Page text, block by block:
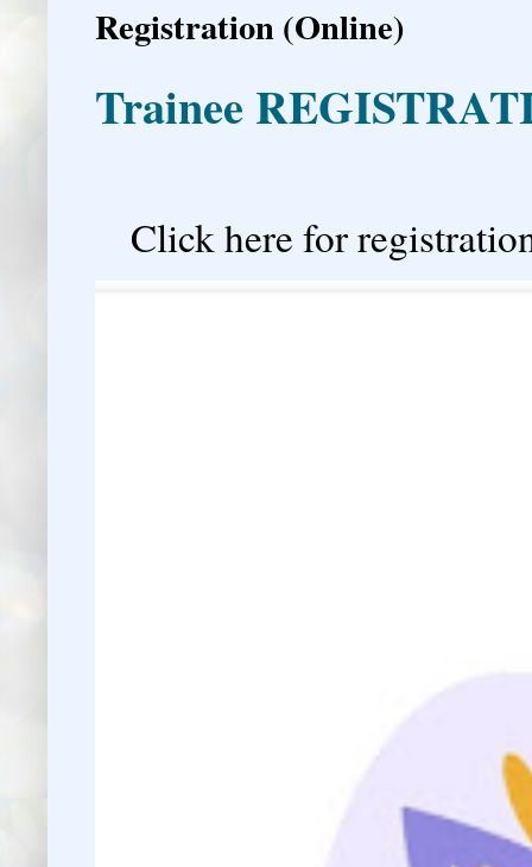
Registration (Online)
Trainee
Click here for